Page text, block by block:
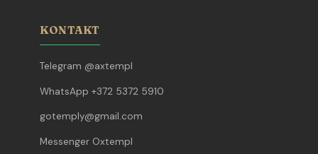
KONTAKT
Telegram @axtempl
WhatsApp +372 5372 5910
gotemply@gmail.com
Messenger Oxtempl